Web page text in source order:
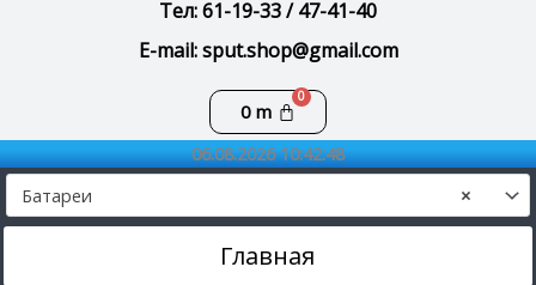
Тел: 61-19-33 / 47-41-40
E-mail: sput.shop@gmail.com
0m
Корзина
06.08.2026 10:42:48
×
Батареи
Главная